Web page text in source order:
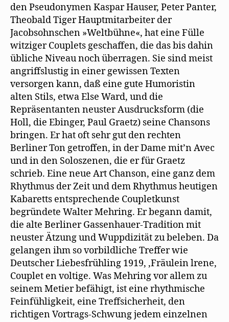
den Pseudonymen Kaspar Hauser, Peter Panter,
Theobald Tiger Hauptmitarbeiter der
Jacobsohnschen »Weltbühne«, hat eine Fülle
witziger Couplets geschaffen, die das bis dahin
übliche Niveau noch überragen. Sie sind meist
angriffslustig in einer gewissen Texten
versorgen kann, daß eine gute Humoristin
alten Stils, etwa Else Ward, und die
Repräsentanten neuster Ausdrucksform (die
Holl, die Ebinger, Paul Graetz) seine Chansons
bringen. Er hat oft sehr gut den rechten
Berliner Ton getroffen, in der Dame mit’n Avec
und in den Soloszenen, die er für Graetz
schrieb. Eine neue Art Chanson, eine ganz dem
Rhythmus der Zeit und dem Rhythmus heutigen
Kabaretts entsprechende Coupletkunst
begründete Walter Mehring. Er begann damit,
die alte Berliner Gassenhauer-Tradition mit
neuster Ätzung und Wuppdizität zu beleben. Da
gelangen ihm so vorbildliche Treffer wie
Deutscher Liebesfrühling 1919, ‚Fräulein lrene,
Couplet en voltige. Was Mehring vor allem zu
seinem Metier befähigt, ist eine rhythmische
Feinfühligkeit, eine Treffsicherheit, den
richtigen Vortrags-Schwung jedem einzelnen